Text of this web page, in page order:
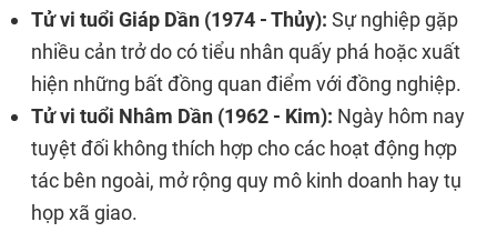
Tử vi tuổi Giáp Dần (1974 - Thủy): Sự nghiệp gặp
nhiều cản trở do có tiểu nhân quấy phá hoặc xuất
hiện những bất đồng quan điểm với đồng nghiệp.
Tử vi tuổi Nhâm Dần (1962 - Kim): Ngày hôm nay
tuyệt đối không thích hợp cho các hoạt động hợp
tác bên ngoài, mở rộng quy mô kinh doanh hay tụ
họp xã giao.